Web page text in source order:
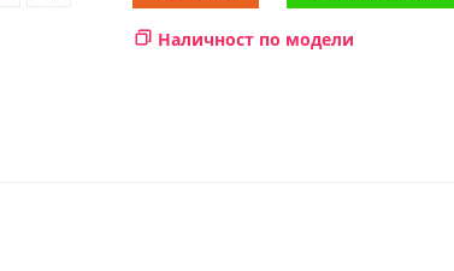
Наличност по модели